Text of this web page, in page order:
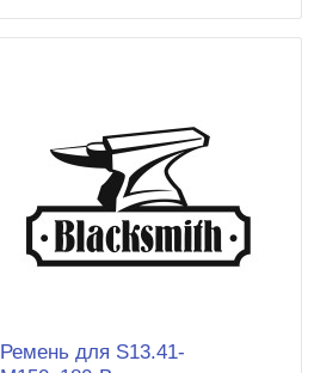
Ремень для S13.41-